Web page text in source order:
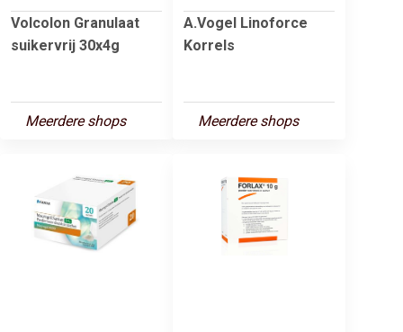
Volcolon Granulaat
suikervrij 30x4g
Meerdere shops
A.Vogel Linoforce
Korrels
Meerdere shops